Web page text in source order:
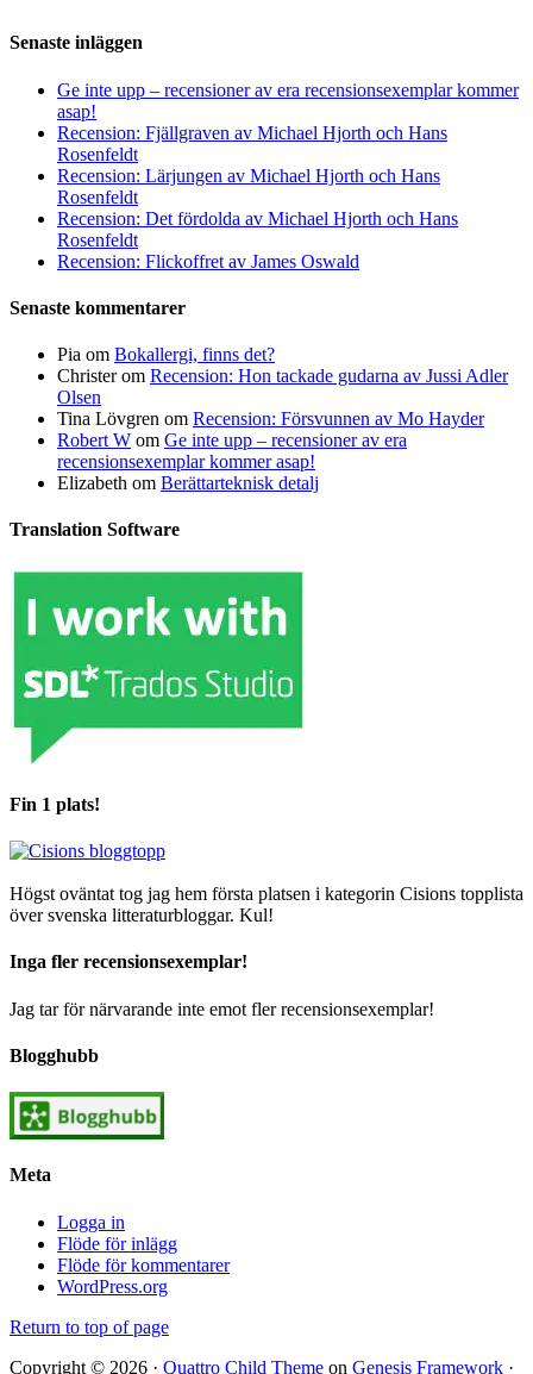
Senaste inläggen
Ge inte upp – recensioner av era recensionsexemplar kommer
asap!
Recension: Fjällgraven av Michael Hjorth och Hans
Rosenfeldt
Recension: Lärjungen av Michael Hjorth och Hans
Rosenfeldt
Recension: Det fördolda av Michael Hjorth och Hans
Rosenfeldt
Recension: Flickoffret av James Oswald
Senaste kommentarer
Pia om Bokallergi, finns det?
Christerom Recension: Hon tackade gudarna av Jussi Adler
Olsen
Tina Lövgren om Recension: Försvunnen av Mo Hayder
Robert W om Ge inte upp – recensioner av era
recensionsexemplar kommer asap!
Elizabeth om Berättarteknisk detalj
Translation Software
Fin 1 plats!
Högst oväntat tog jag hem första platsen i kategorin Cisions topplista
över svenska litteraturbloggar. Kul!
Inga fler recensionsexemplar!
Jag tar för närvarande inte emot fler recensionsexemplar!
Blogghubb
Meta
Logga in
Flöde för inlägg
Flöde för kommentarer
WordPress.org
Return to top of page
Copyright © 2026 · Quattro Child Theme on Genesis Framework ·